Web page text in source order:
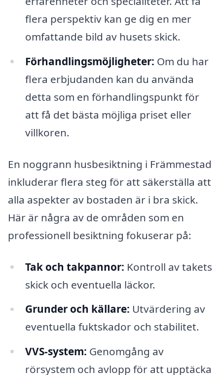
flera perspektiv kan ge dig en mer
omfattande bild av husets skick.
Förhandlingsmöjligheter: Om du har
flera erbjudanden kan du använda
detta som en förhandlingspunkt för
att få det bästa möjliga priset eller
villkoren.
En noggrann husbesiktning i Främmestad
inkluderar flera steg för att säkerställa att
alla aspekter av bostaden är i bra skick.
Här är några av de områden som en
professionell besiktning fokuserar på:
Tak och takpannor: Kontroll av takets
skick och eventuella läckor.
Grunder och källare: Utvärdering av
eventuella fuktskador och stabilitet.
VVS-system: Genomgång av
rörsystem och avlopp för att upptäcka